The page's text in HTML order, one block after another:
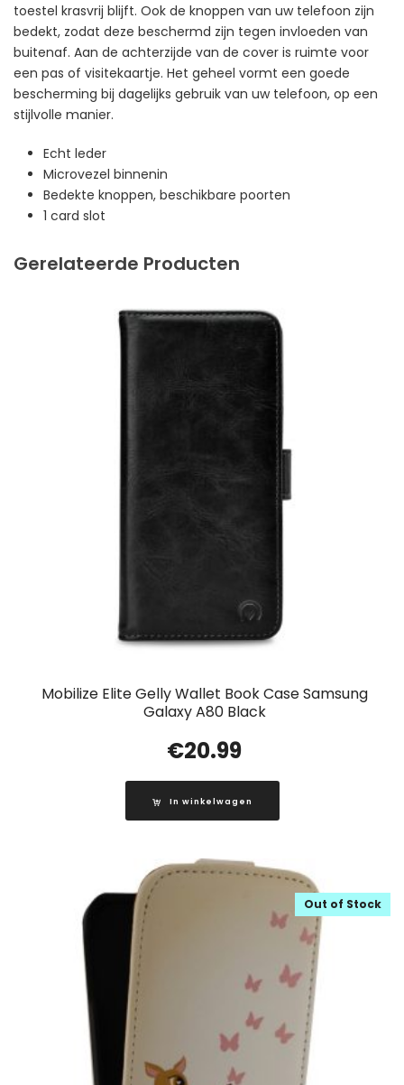
toestel krasvrij blijft. Ook de knoppen van uw telefoon zijn
bedekt, zodat deze beschermd zijn tegen invloeden van
buitenaf. Aan de achterzijde van de cover is ruimte voor
een pas of visitekaartje. Het geheel vormt een goede
bescherming bij dagelijks gebruik van uw telefoon, op een
stijlvolle manier.
Echt leder
Microvezel binnenin
Bedekte knoppen, beschikbare poorten
1 card slot
Gerelateerde Producten
Mobilize Elite Gelly Wallet Book Case Samsung
Galaxy A80 Black
€20.99
In winkelwagen
Out of Stock